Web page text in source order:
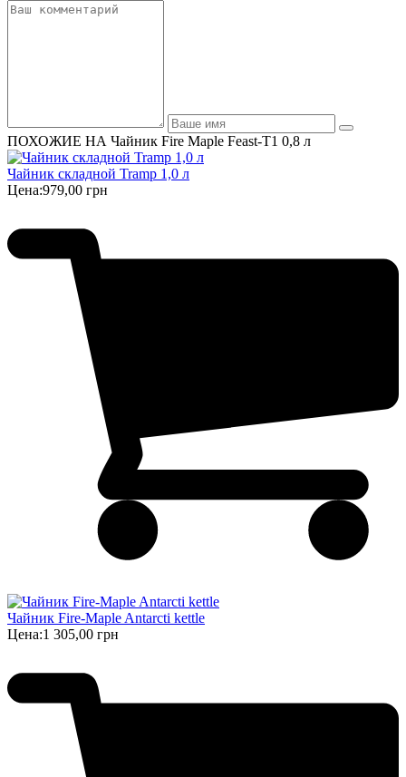
ПОХОЖИЕ НА Чайник Fire Maple Feast-Т1 0,8 л
Чайник складной Tramp 1,0 л
Цена:979,00 грн
Чайник Fire-Maple Antarcti kettle
Цена:1 305,00 грн